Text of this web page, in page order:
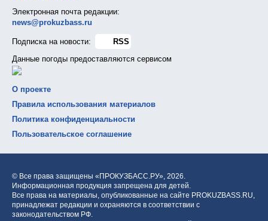
Электронная почта редакции:
news@prokuzbass.ru
Подписка на новости:
RSS
Данные погоды предоставляются сервисом
О проекте
Правила использования материалов
Политика конфиденциальности
Пользовательское соглашение
© Все права защищены «ПРОКУЗБАСС.РУ», 2026.
Информационная продукция запрещена для детей.
Все права на материалы, опубликованные на сайте PROKUZBASS.RU,
принадлежат редакции и охраняются в соответствии с
законодательством РФ.